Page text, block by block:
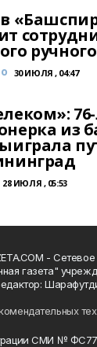
30 ИЮЛЯ , 04:47
из
28 ИЮЛЯ , 05:53
- Сетевое
газета"
СМИ №